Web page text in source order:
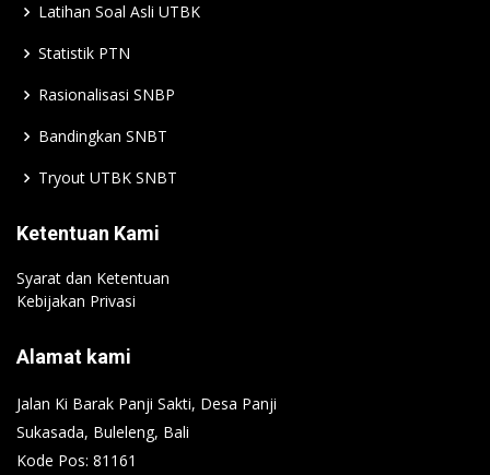
Latihan Soal Asli UTBK
Statistik PTN
Rasionalisasi SNBP
Bandingkan SNBT
Tryout UTBK SNBT
Ketentuan Kami
Syarat dan Ketentuan
Kebijakan Privasi
Alamat kami
Jalan Ki Barak Panji Sakti, Desa Panji
Sukasada, Buleleng, Bali
Kode Pos: 81161